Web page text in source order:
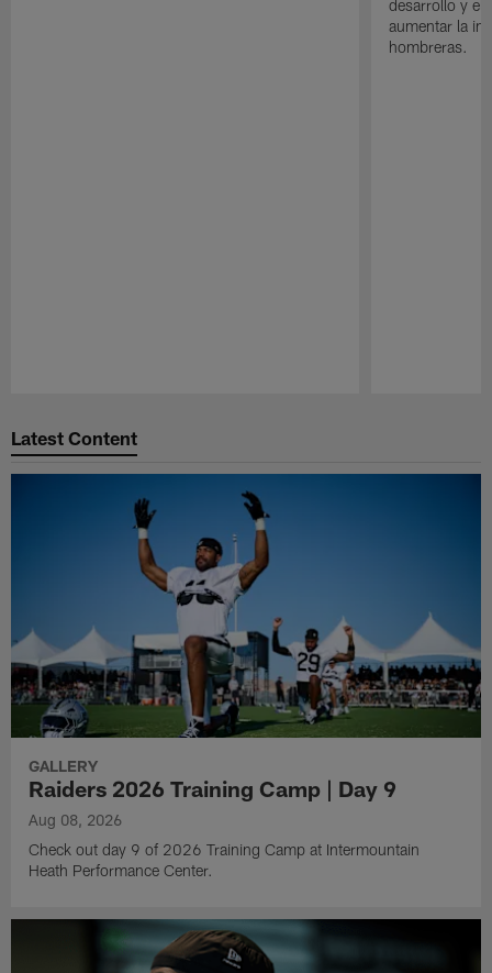
desarrollo y el
aumentar la
hombreras.
Latest Content
GALLERY
Raiders 2026 Training Camp | Day 9
Aug 08, 2026
Check out day 9 of 2026 Training Camp at Intermountain
Heath Performance Center.